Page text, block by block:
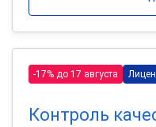
-17% до 17 августа
Контроль